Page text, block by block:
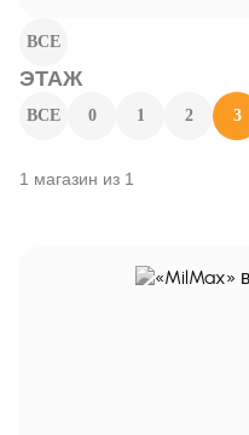
ВСЕ
ЭТАЖ
ВСЕ 0 1 2 3
1 магазин из 1